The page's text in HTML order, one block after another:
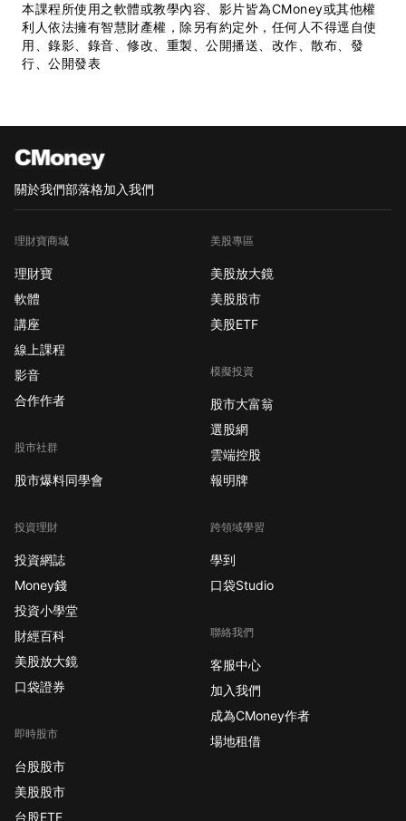
本課程所使用之軟體或教學內容、影片皆為CMoney或其他權
利人依法擁有智慧財產權，除另有約定外，任何人不得逕自使
用、錄影、錄音、修改、重製、公開播送、改作、散布、發
行、公開發表
關於我們部落格加入我們
理財寶商城
理財寶
軟體
講座
線上課程
影音
合作作者
股市社群
股市爆料同學會
投資理財
投資網誌
Money錢
投資小學堂
財經百科
美股放大鏡
口袋證券
即時股市
台股股市
美股股市
台股ETF
美股專區
美股放大鏡
美股股市
美股ETF
模擬投資
股市大富翁
選股網
雲端控股
報明牌
跨領域學習
學到
口袋Studio
聯絡我們
客服中心
加入我們
成為CMoney作者
場地租借